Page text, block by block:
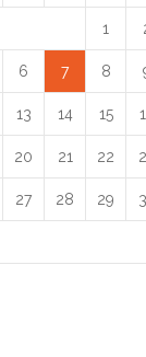
1
6 7 8
13 14 15
20 21 22
27 28 29